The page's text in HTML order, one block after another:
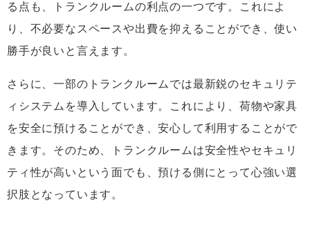
る点も、トランクルームの利点の一つです。これによ
り、不必要なスペースや出費を抑えることができ、使い
勝手が良いと言えます。
さらに、一部のトランクルームでは最新鋭のセキュリテ
ィシステムを導入しています。これにより、荷物や家具
を安全に預けることができ、安心して利用することがで
きます。そのため、トランクルームは安全性やセキュリ
ティ性が高いという面でも、預ける側にとって心強い選
択肢となっています。